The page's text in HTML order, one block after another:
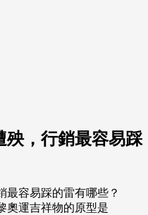
殃，行銷最容易踩
奧運吉祥物的原型是